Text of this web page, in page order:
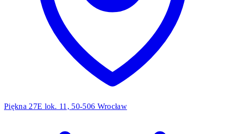
Piękna 27E lok. 11, 50-506 Wrocław